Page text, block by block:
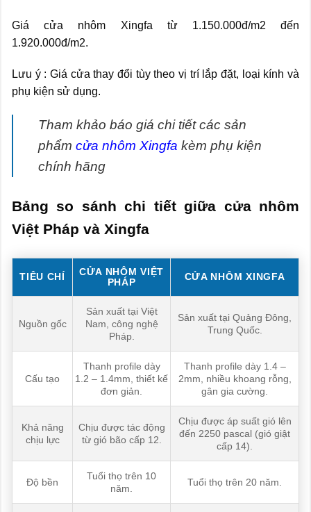
Giá cửa nhôm Xingfa từ 1.150.000đ/m2 đến
1.920.000đ/m2.
Lưu ý : Giá cửa thay đổi tùy theo vị trí lắp đặt, loại kính và
phụ kiện sử dụng.
Tham khảo báo giá chi tiết các sản
phẩm cửa nhôm Xingfa kèm phụ kiện
chính hãng
Bảng so sánh chi tiết giữa cửa nhôm
Việt Pháp và Xingfa
TIÊU CHÍ
CỬA NHÔM VIỆT
PHÁP
CỬA NHÔM XINGFA
Nguồn gốc
Sản xuất tại Việt
Nam, công nghệ
Pháp.
Sản xuất tại Quảng Đông,
Trung Quốc.
Cấu tạo
Thanh profile dày
1.2 – 1.4mm, thiết kế
đơn giản.
Thanh profile dày 1.4 –
2mm, nhiều khoang rỗng,
gân gia cường.
Khả năng
chịu lực
Chịu được tác động
từ gió bão cấp 12.
Chịu được áp suất gió lên
đến 2250 pascal (gió giật
cấp 14).
Độ bền
Tuổi thọ trên 10
năm.
Tuổi thọ trên 20 năm.